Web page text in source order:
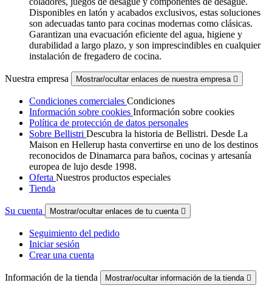
Disponibles en latón y acabados exclusivos, estas soluciones
son adecuadas tanto para cocinas modernas como clásicas.
Garantizan una evacuación eficiente del agua, higiene y
durabilidad a largo plazo, y son imprescindibles en cualquier
instalación de fregadero de cocina.
Nuestra empresa Mostrar/ocultar enlaces de nuestra empresa 
Condiciones comerciales Condiciones
Información sobre cookies Información sobre cookies
Política de protección de datos personales
Sobre Bellistri Descubra la historia de Bellistri. Desde La
Maison en Hellerup hasta convertirse en uno de los destinos
reconocidos de Dinamarca para baños, cocinas y artesanía
europea de lujo desde 1998.
Oferta Nuestros productos especiales
Tienda
Su cuenta Mostrar/ocultar enlaces de tu cuenta 
Seguimiento del pedido
Iniciar sesión
Crear una cuenta
Información de la tienda Mostrar/ocultar información de la tienda 